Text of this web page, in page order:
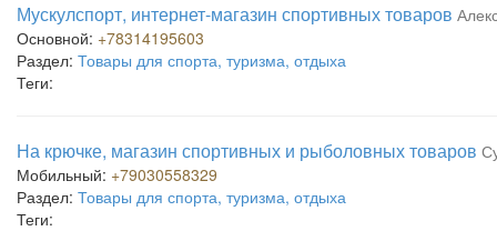
Мускулспорт, интернет-магазин спортивных товаров
Основной: +78314195603
Раздел: Товары для спорта, туризма, отдыха
Теги:
На крючке, магазин спортивных и рыболовных товаров
Мобильный: +79030558329
Раздел: Товары для спорта, туризма, отдыха
Теги: